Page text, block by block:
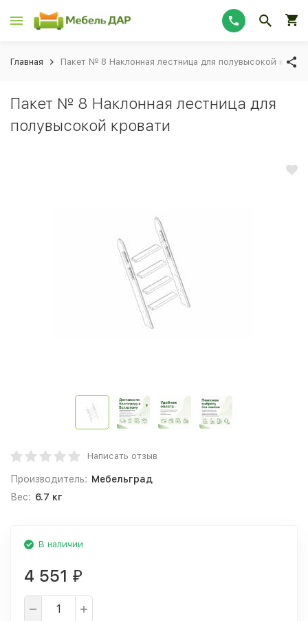
Главная Пакет № 8 Наклонная лестница для полувысокой
Пакет № 8 Наклонная лестница для
полувысокой кровати
Написать отзыв
Производитель: Мебельград
Вес: 6.7 кг
В наличии
4 551 ₽